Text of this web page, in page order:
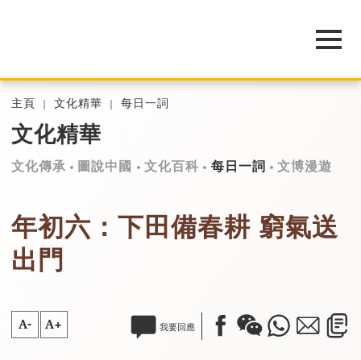
主頁 文化精華 每日一詞
文化精華
文化傳承 圖說中國 文化百科 每日一詞 文博漫遊
年初六：下田備春耕 窮氣送
出門
A- A+ 我要回應